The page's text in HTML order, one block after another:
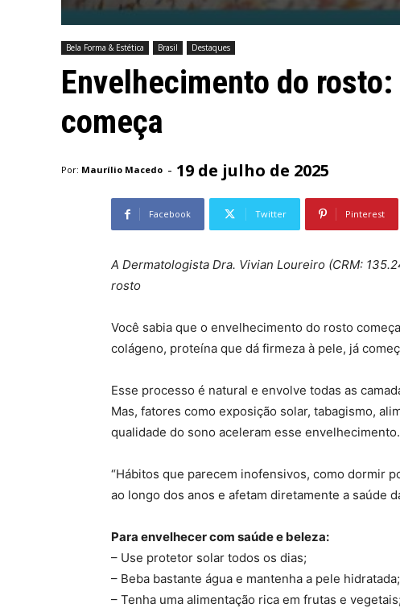
Bela Forma & Estética Brasil Destaques
Envelhecimento do
começa
Por: Maurílio Macedo - 19 de julho de 2025
Facebook Twitter Pinterest
A Dermatologista Dra. Vivian Loureiro (CRM:
rosto
Você sabia que o envelhecimento do rosto
colágeno, proteína que dá firmeza à pele, já
Esse processo é natural e envolve todas as
Mas, fatores como exposição solar, tabagismo,
qualidade do sono aceleram esse envelhecimento.
“Hábitos que parecem inofensivos, como dormir
ao longo dos anos e afetam diretamente a saúde
Para envelhecer com saúde e beleza:
– Use protetor solar todos os dias;
– Beba bastante água e mantenha a pele hidratada;
– Tenha uma alimentação rica em frutas e vegetais;